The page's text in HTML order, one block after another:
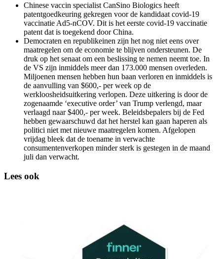
press
This
shortcut
activates
navigate
interact
Chinese vaccin specialist CanSino Biologics heeft
patentgoedkeuring gekregen voor de kandidaat covid-19
vaccinatie Ad5-nCOV. Dit is het eerste covid-19 vaccinatie
patent dat is toegekend door China.
Democraten en republikeinen zijn het nog niet eens over
maatregelen om de economie te blijven ondersteunen. De
druk op het senaat om een beslissing te nemen neemt toe. In
de VS zijn inmiddels meer dan 173.000 mensen overleden.
Miljoenen mensen hebben hun baan verloren en inmiddels is
de aanvulling van $600,- per week op de
werkloosheidsuitkering verlopen. Deze uitkering is door de
zogenaamde ‘executive order’ van Trump verlengd, maar
verlaagd naar $400,- per week. Beleidsbepalers bij de Fed
hebben gewaarschuwd dat het herstel kan gaan haperen als
politici niet met nieuwe maatregelen komen. Afgelopen
vrijdag bleek dat de toename in verwachte
consumentenverkopen minder sterk is gestegen in de maand
juli dan verwacht.
Lees ook